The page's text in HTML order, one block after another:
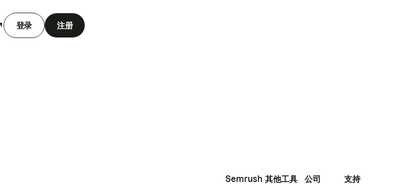
登录 注册
Semrush 其他工具 公司 支持